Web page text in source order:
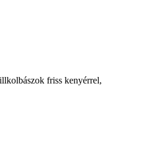
friss kenyérrel,